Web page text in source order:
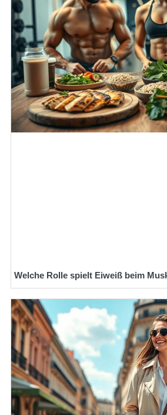
Welche Rolle spielt Eiweiß beim